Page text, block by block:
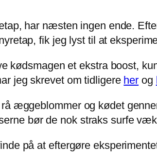
har næsten ingen ende.
fik jeg lyst til at
kødsmagen et ekstra boost,
jeg skrevet om tidligere her og
æggeblommer og kødet
bør de nok straks surfe
på at eftergøre